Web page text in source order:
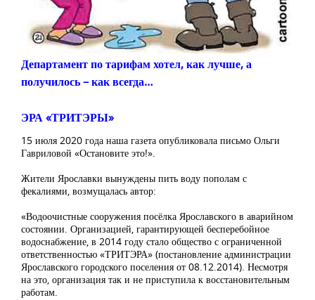
Департамент по тарифам хотел, как лучше, а
получилось – как всегда…
ЭРА «ТРИТЭРЫ»
15 июля 2020 года наша газета опубликовала письмо Ольги
Гавриловой «Остановите это!».
Жители Ярославки вынуждены пить воду пополам с
фекалиями, возмущалась автор:
«Водоочистные сооружения посёлка Ярославского в аварийном
состоянии. Организацией, гарантирующей бесперебойное
водоснабжение, в 2014 году стало общество с ограниченной
ответственностью «ТРИТЭРА» (постановление администрации
Ярославского городского поселения от 08.12.2014). Несмотря
на это, организация так и не приступила к восстановительным
работам.